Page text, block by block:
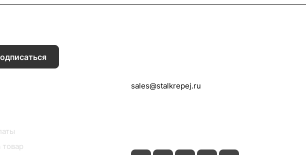
товар
sales@stalkrepej.ru